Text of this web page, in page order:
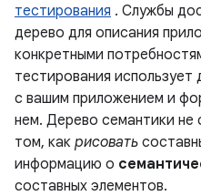
тестирования . Службы
дерево для описания
конкретными
тестирования
с вашим приложением и
нем. Дерево семантики
том, как рисовать
информацию о
составных элементов.